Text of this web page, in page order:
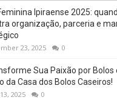
Ipiraense 2025:
organização, parceria e
23, 2025 0
Sua Paixão por Bolos
da Casa dos Bolos Caseiros!
2025 0